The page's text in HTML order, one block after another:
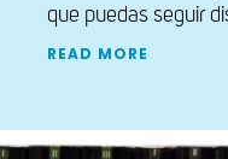
que puedas seguir
READ MORE